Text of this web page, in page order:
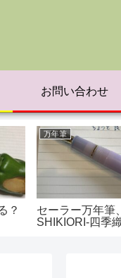
お問い合わせ
？
万年筆
セーラー万年筆、
SHIKIORI-四季